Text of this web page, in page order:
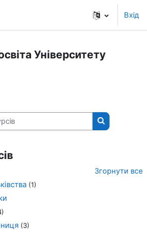
Вхід
Університету
Пошук
Згорнути все
(1)
(3)